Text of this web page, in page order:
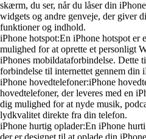
skærm, du ser, når du låser din
widgets og andre genveje, der giver
funktioner og indhold.
iPhone hotspot:En iPhone hotspot er
mulighed for at oprette et personligt
iPhones mobildataforbindelse. Dette
forbindelse til internettet gennem din
iPhone hovedtelefoner:iPhone
hovedtelefoner, der leveres med en
dig mulighed for at nyde musik,
lydkvalitet direkte fra din telefon.
iPhone hurtig oplader:En iPhone
der er designet til at oplade din